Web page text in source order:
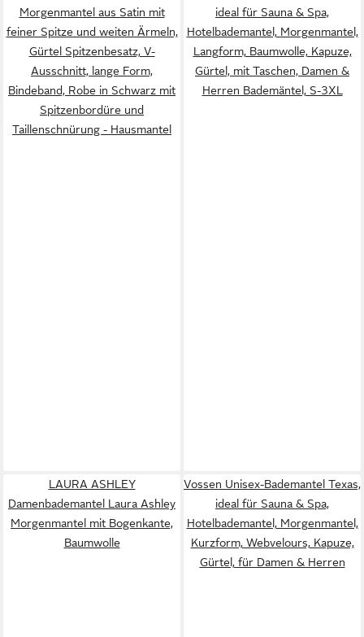
Morgenmantel aus Satin mit
feiner Spitze und weiten Ärmeln,
Gürtel Spitzenbesatz, V-
Ausschnitt, lange Form,
Bindeband, Robe in Schwarz mit
Spitzenbordüre und
Taillenschnürung - Hausmantel
ideal für Sauna & Spa,
Hotelbademantel, Morgenmantel,
Langform, Baumwolle, Kapuze,
Gürtel, mit Taschen, Damen &
Herren Bademäntel, S-3XL
LAURA ASHLEY
Damenbademantel Laura Ashley
Morgenmantel mit Bogenkante,
Baumwolle
Vossen Unisex-Bademantel Texas,
ideal für Sauna & Spa,
Hotelbademantel, Morgenmantel,
Kurzform, Webvelours, Kapuze,
Gürtel, für Damen & Herren